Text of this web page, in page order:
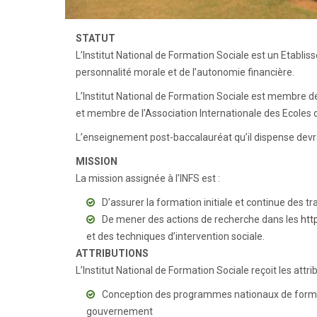
STATUT
L’Institut National de Formation Sociale est un
personnalité morale et de l’autonomie financière.
L’Institut National de Formation Sociale est membre
et membre de l’Association Internationale des Ecoles
L’enseignement post-baccalauréat qu’il dispense
MISSION
La mission assignée à l’INFS est :
D’assurer la formation initiale et continue des
De mener des actions de recherche dans les
et des techniques d’intervention sociale.
ATTRIBUTIONS
L’Institut National de Formation Sociale reçoit les
Conception des programmes nationaux de
gouvernement